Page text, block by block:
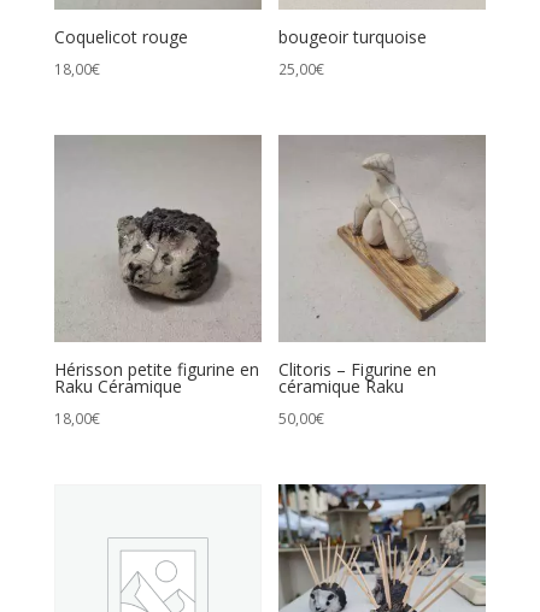
Coquelicot rouge
18,00€
bougeoir turquoise
25,00€
Hérisson petite figurine en
Raku Céramique
18,00€
Clitoris – Figurine en
céramique Raku
50,00€